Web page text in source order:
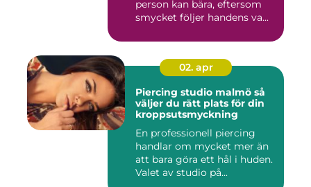
person kan bära, eftersom
smycket följer handens va...
02. apr
Piercing studio malmö så
väljer du rätt plats för din
kroppsutsmyckning
En professionell piercing
handlar om mycket mer än
att bara göra ett hål i huden.
Valet av studio på...